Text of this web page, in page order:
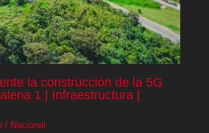
la construcción de la 5G
1 | Infraestructura |
/ Nacional